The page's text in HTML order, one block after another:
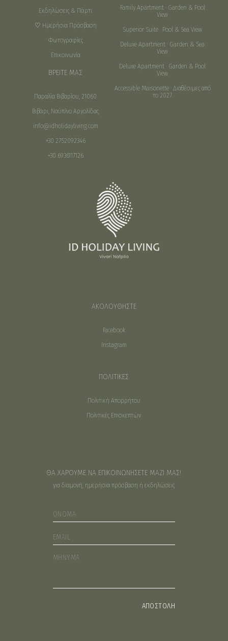
Εκδηλώσεις & Πάρτι
♡ Ημερήσια Πρόσβαση
Φωτογραφίες
Επικοινωνία
Family Apartment · Garden & Pool
View
Superior Suite · Pool & Sea View
Deluxe Apartment · Garden & Sea
View
Deluxe Apartment · Garden & Pool
View
Accessible Maisonette · Διαθέσιμες από
το 2027
ΒΡΕΙΤΕ ΜΑΣ
Παραλία Βιβαρίου, 21060
Βιβάρι, Ναύπλιο Αργολίδας
info@idholidayliving.com
+30 2752092346
+30 6936117126
ΑΚΟΛΟΥΘΗΣΤΕ
Facebook
Instagram
ΠΟΛΙΤΙΚΕΣ
Πολιτική Απορρήτου
Πολιτικές Επισκεπτών
ΘΑ ΧΑΡΟΥΜΕ ΝΑ ΕΠΙΚΟΙΝΩΝΗΣΕΤΕ ΜΑΖΙ ΜΑΣ!
για διαμονή, ημερήσια πρόσβαση ή εκδηλώσεις